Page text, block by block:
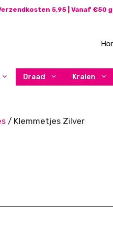
5,95 | Vanaf €50
Draad Kralen
/ Klemmetjes Zilver